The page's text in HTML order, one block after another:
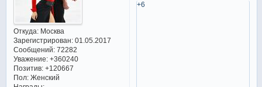
Откуда:Москва
Зарегистрирован: 01.05.2017
Сообщений:72282
Уважение: +360240
Позитив: +120667
Пол:Женский
+6